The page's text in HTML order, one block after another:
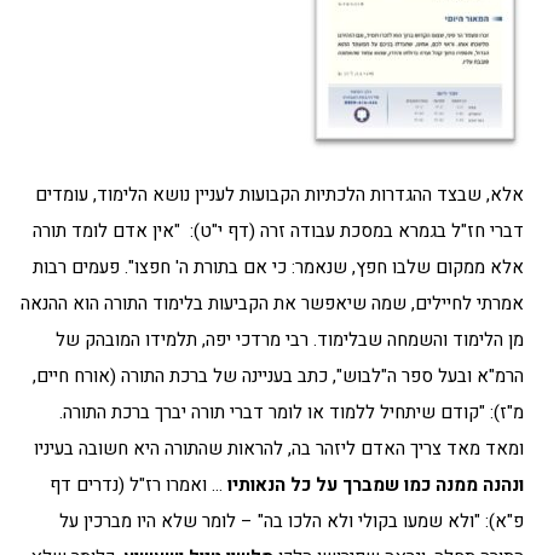
אלא, שבצד ההגדרות הלכתיות הקבועות לעניין נושא הלימוד, עומדים
דברי חז"ל בגמרא במסכת עבודה זרה (דף י"ט): "אין אדם לומד תורה
אלא ממקום שלבו חפץ, שנאמר: כי אם בתורת ה' חפצו". פעמים רבות
אמרתי לחיילים, שמה שיאפשר את הקביעות בלימוד התורה הוא ההנאה
מן הלימוד והשמחה שבלימוד. רבי מרדכי יפה, תלמידו המובהק של
הרמ"א ובעל ספר ה"לבוש", כתב בעניינה של ברכת התורה (אורח חיים,
מ"ז): "קודם שיתחיל ללמוד או לומר דברי תורה יברך ברכת התורה.
ומאד מאד צריך האדם ליזהר בה, להראות שהתורה היא חשובה בעיניו
ונהנה ממנה כמו שמברך על כל הנאותיו … ואמרו רז"ל (נדרים דף
פ"א): "ולא שמעו בקולי ולא הלכו בה" – לומר שלא היו מברכין על